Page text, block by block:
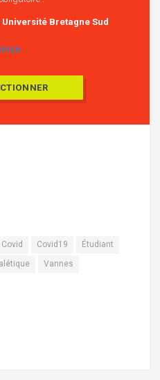
Bretagne Sud
Covid Covid19
Étudiant
Vannes